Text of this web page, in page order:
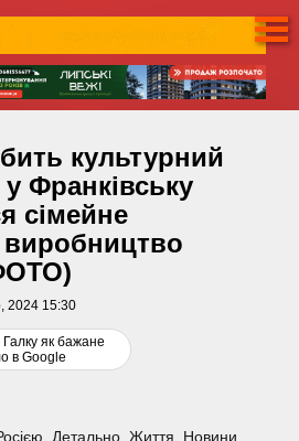
культурний
Франківську
сімейне
виробництво
2024 15:30
як бажане
в Google
Детально, Життя
Новини